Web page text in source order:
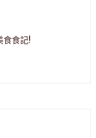
食食記!